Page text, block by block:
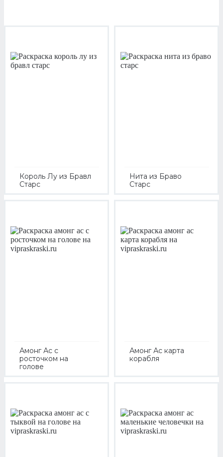
Король Лу из Бравл
Старс
Нита из Браво
Старс
Амонг Ас с
росточком на
голове
Амонг Ас карта
корабля